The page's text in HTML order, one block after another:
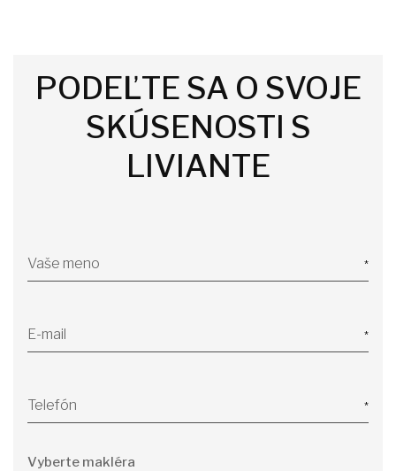
PODEĽTE SA O SVOJE
SKÚSENOSTI S
LIVIANTE
Vaše meno
E-mail
Telefón